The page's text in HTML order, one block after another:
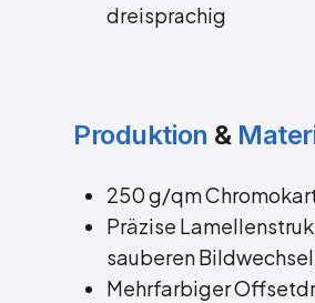
dreisprachig
Produktion &
250 g/qm
Präzise
sauberen
Mehrfarbiger